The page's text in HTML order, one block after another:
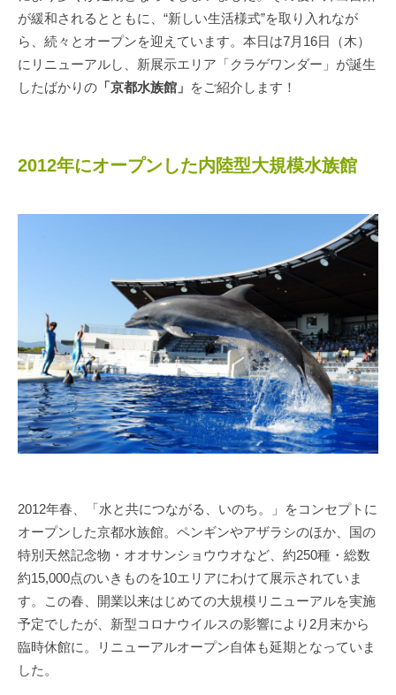
が緩和されるとともに、“新しい生活様式”を取り入れなが
ら、続々とオープンを迎えています。本日は7月16日（木）
にリニューアルし、新展示エリア「クラゲワンダー」が誕生
したばかりの 「京都水族館」 をご紹介します！
2012年にオープンした内陸型大規模水族館
2012年春、「水と共につながる、いのち。」をコンセプトに
オープンした京都水族館。ペンギンやアザラシのほか、国の
特別天然記念物・オオサンショウウオなど、約250種・総数
約15,000点のいきものを10エリアにわけて展示されていま
す。この春、開業以来はじめての大規模リニューアルを実施
予定でしたが、新型コロナウイルスの影響により2月末から
臨時休館に。リニューアルオープン自体も延期となっていま
した。